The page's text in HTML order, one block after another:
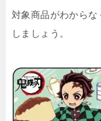
対象商品がわから
しましょう。